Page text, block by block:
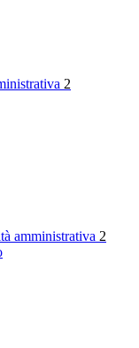
2
amministrativa 2